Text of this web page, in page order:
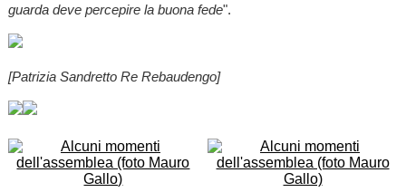
guarda deve percepire la buona fede".
[Patrizia Sandretto Re Rebaudengo]